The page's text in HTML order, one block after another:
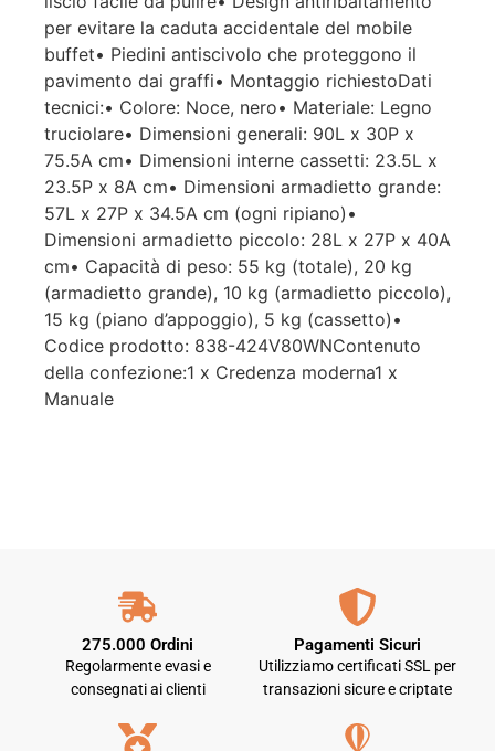
per evitare la caduta accidentale del mobile
buffet• Piedini antiscivolo che proteggono il
pavimento dai graffi• Montaggio richiestoDati
tecnici:• Colore: Noce, nero• Materiale: Legno
truciolare• Dimensioni generali: 90L x 30P x
75.5A cm• Dimensioni interne cassetti: 23.5L x
23.5P x 8A cm• Dimensioni armadietto grande:
57L x 27P x 34.5A cm (ogni ripiano)•
Dimensioni armadietto piccolo: 28L x 27P x 40A
cm• Capacità di peso: 55 kg (totale), 20 kg
(armadietto grande), 10 kg (armadietto piccolo),
15 kg (piano d’appoggio), 5 kg (cassetto)•
Codice prodotto: 838-424V80WNContenuto
della confezione:1 x Credenza moderna1 x
Manuale
275.000 Ordini
Regolarmente evasi e
consegnati ai clienti
Pagamenti Sicuri
Utilizziamo certificati SSL per
transazioni sicure e criptate